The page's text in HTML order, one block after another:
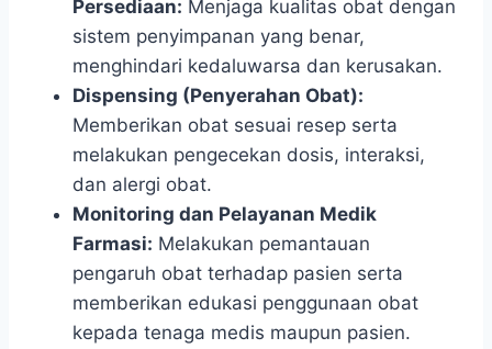
Persediaan: Menjaga kualitas obat dengan
sistem penyimpanan yang benar,
menghindari kedaluwarsa dan kerusakan.
Dispensing (Penyerahan Obat):
Memberikan obat sesuai resep serta
melakukan pengecekan dosis, interaksi,
dan alergi obat.
Monitoring dan Pelayanan Medik
Farmasi: Melakukan pemantauan
pengaruh obat terhadap pasien serta
memberikan edukasi penggunaan obat
kepada tenaga medis maupun pasien.